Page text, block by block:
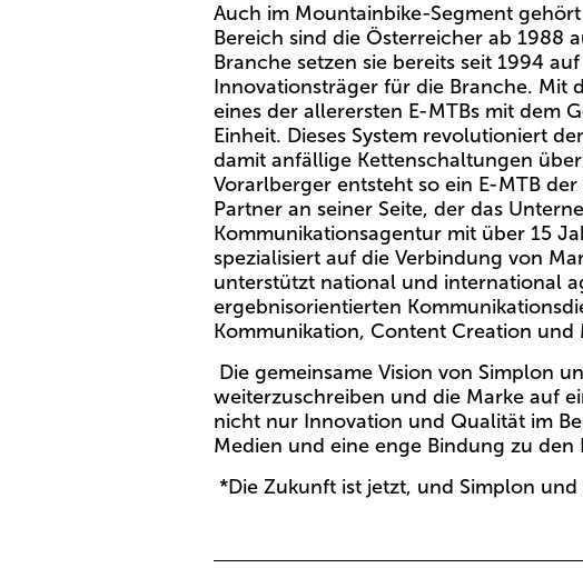
Auch im Mountainbike-Segment
Bereich sind die Österreicher ab 1988
Branche setzen sie bereits seit 1994
Innovationsträger für die Branche. Mit
eines der allerersten E-MTBs mit dem
Einheit. Dieses System revolutioniert
damit anfällige Kettenschaltungen
Vorarlberger entsteht so ein E-MTB
Partner an seiner Seite, der das
Kommunikationsagentur mit über 15
spezialisiert auf die Verbindung von
unterstützt national und international
ergebnisorientierten
Kommunikation, Content Creation
Die gemeinsame Vision von Simplon
weiterzuschreiben und die Marke auf
nicht nur Innovation und Qualität im
Medien und eine enge Bindung zu den
*Die Zukunft ist jetzt, und Simplon